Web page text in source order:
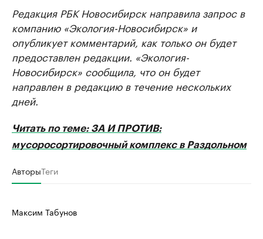
Редакция РБК Новосибирск направила запрос в
компанию «Экология-Новосибирск» и
опубликует комментарий, как только он будет
предоставлен редакции. «Экология-
Новосибирск» сообщила, что он будет
направлен в редакцию в течение нескольких
дней.
Читать по теме: ЗА И ПРОТИВ:
мусоросортировочный комплекс в Раздольном
АвторыТеги
Максим Табунов